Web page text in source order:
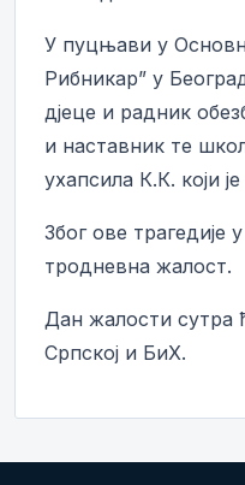
У пуцњави у
Рибникар” у
дјеце и радник
и наставник те
ухапсила К.К. који
Због ове трагедије
тродневна жалост.
Дан жалости сутра
Српској и БиХ.